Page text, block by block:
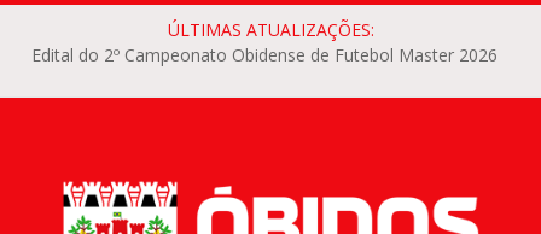
ÚLTIMAS ATUALIZAÇÕES:
Edital do 2º Campeonato Obidense de Futebol Master 2026